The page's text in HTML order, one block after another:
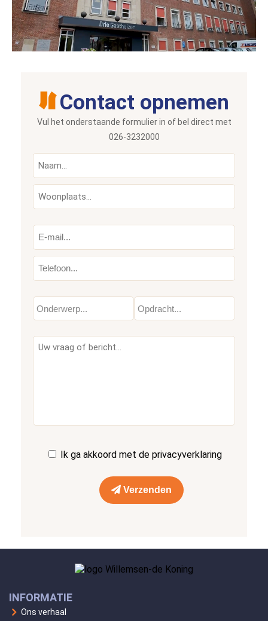
Contact opnemen
Vul het onderstaande formulier in of bel direct met
026-3232000
Ik ga akkoord met de privacyverklaring
Verzenden
INFORMATIE
Ons verhaal